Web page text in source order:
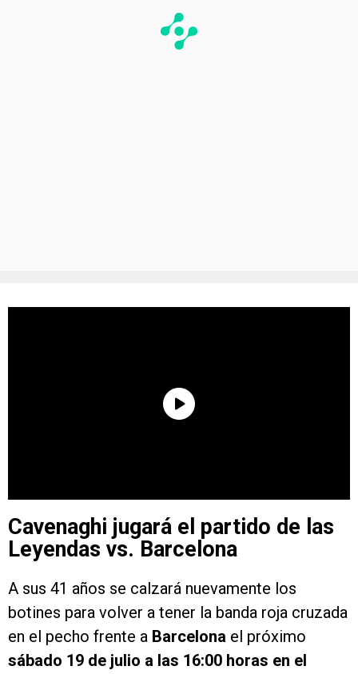
Cavenaghi jugará el partido de las
Leyendas vs. Barcelona
A sus 41 años se calzará nuevamente los
botines para volver a tener la banda roja cruzada
en el pecho frente a Barcelona el próximo
sábado 19 de julio a las 16:00 horas en el